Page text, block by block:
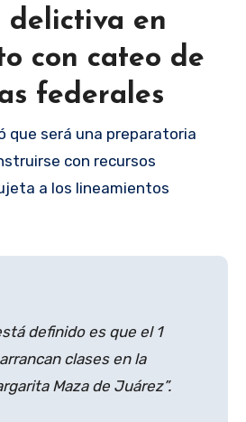
delictiva en
con cateo de
federales
que será una preparatoria
con recursos
a los lineamientos
definido es que el 1
clases en la
Maza de Juárez”.